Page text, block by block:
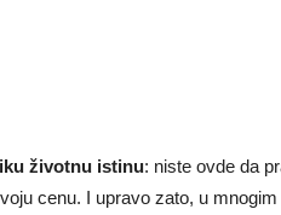
životnu istinu: niste ovde da
cenu. I upravo zato, u